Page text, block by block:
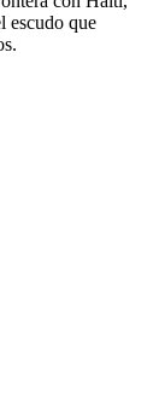
escudo que